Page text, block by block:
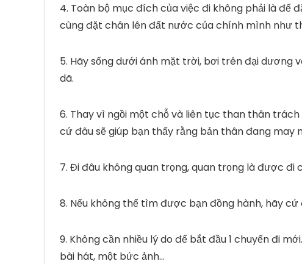
4. Toàn bộ mục đích của việc đi không phải là để
cùng đặt chân lên đất nước của chính mình như
5. Hãy sống dưới ánh mặt trời, bơi trên đại
dã.
6. Thay vì ngồi một chỗ và liên tục than thân
cứ đâu sẽ giúp bạn thấy rằng bản thân đang may
7. Đi đâu không quan trọng, quan trọng là được đi
8. Nếu không thể tìm được bạn đồng hành, hãy cứ
9. Không cần nhiều lý do để bắt đầu 1 chuyến đi
bài hát, một bức ảnh…